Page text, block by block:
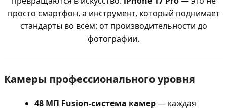
просто смартфон, а инструмент, который поднимает
стандарты во всём: от производительности до
фотографии.
Камеры профессионального уровня
48 МП Fusion-система камер— каждая